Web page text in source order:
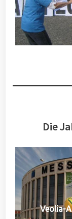
Die
Veolia-